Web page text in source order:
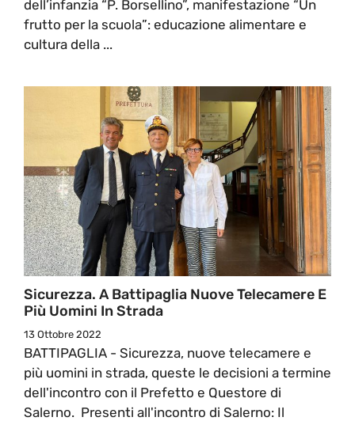
dell’infanzia “P. Borsellino”, manifestazione “Un
frutto per la scuola”: educazione alimentare e
cultura della ...
Sicurezza. A Battipaglia Nuove Telecamere E
Più Uomini In Strada
13 Ottobre 2022
BATTIPAGLIA - Sicurezza, nuove telecamere e
più uomini in strada, queste le decisioni a termine
dell'incontro con il Prefetto e Questore di
Salerno. Presenti all'incontro di Salerno: Il